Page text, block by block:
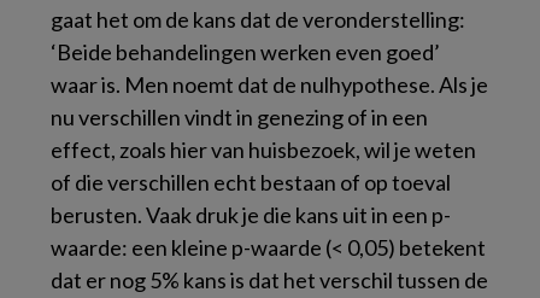
gaat het om de kans dat de veronderstelling:
‘Beide behandelingen werken even goed’
waar is. Men noemt dat de nulhypothese. Als je
nu verschillen vindt in genezing of in een
effect, zoals hier van huisbezoek, wil je weten
of die verschillen echt bestaan of op toeval
berusten. Vaak druk je die kans uit in een p-
waarde: een kleine p-waarde (< 0,05) betekent
dat er nog 5% kans is dat het verschil tussen de